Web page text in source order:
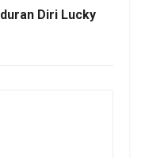
Diri Lucky